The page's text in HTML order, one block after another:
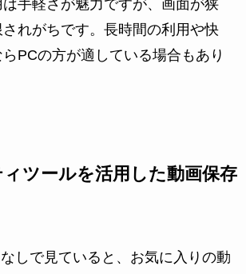
手軽さが魅力ですが、画面が狭
されがちです。長時間の利用や快
PCの方が適している場合もあり
ツールを活用した動画保存
しで見ていると、お気に入りの動